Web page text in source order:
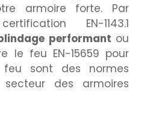
armoire forte. Par
EN-1143.1
performant ou
le feu EN-15659 pour
sont des normes
des armoires